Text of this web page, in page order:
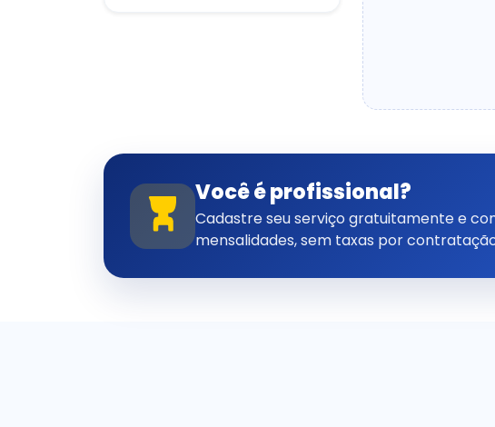
Você é profissional?
Cadastre seu serviço gratuitamente e
mensalidades, sem taxas por